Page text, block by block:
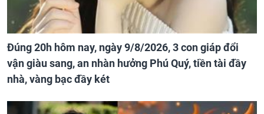
Đúng 20h hôm nay, ngày 9/8/2026, 3 con giáp đổi
vận giàu sang, an nhàn hưởng Phú Quý, tiền tài đầy
nhà, vàng bạc đầy két